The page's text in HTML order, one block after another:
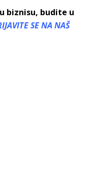
biznisu, budite u
SE NA NAŠ